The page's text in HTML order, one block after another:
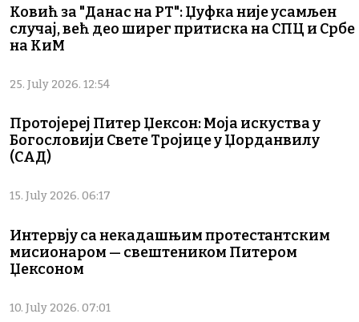
Ковић за "Данас на РТ": Џуфка није усамљен
случај, већ део ширег притиска на СПЦ и Србе
на КиМ
25. July 2026. 12:54
Протојереј Питер Џексон: Моја искуства у
Богословији Свете Тројице у Џорданвилу
(САД)
15. July 2026. 06:17
Интервју са некадашњим протестантским
мисионаром — свештеником Питером
Џексоном
10. July 2026. 07:01